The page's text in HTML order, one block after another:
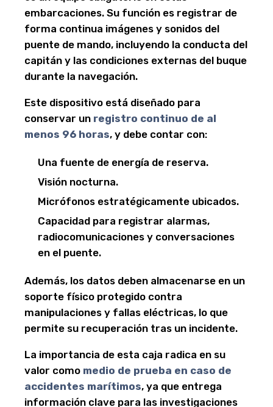
embarcaciones. Su función es registrar de
forma continua imágenes y sonidos del
puente de mando, incluyendo la conducta del
capitán y las condiciones externas del buque
durante la navegación.
Este dispositivo está diseñado para
conservar un registro continuo de al
menos 96 horas, y debe contar con:
Una fuente de energía de reserva.
Visión nocturna.
Micrófonos estratégicamente ubicados.
Capacidad para registrar alarmas,
radiocomunicaciones y conversaciones
en el puente.
Además, los datos deben almacenarse en un
soporte físico protegido contra
manipulaciones y fallas eléctricas, lo que
permite su recuperación tras un incidente.
La importancia de esta caja radica en su
valor como medio de prueba en caso de
accidentes marítimos, ya que entrega
información clave para las investigaciones